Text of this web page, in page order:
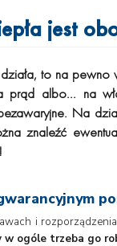
jest
to na pewno
prąd albo... na
Na
znaleźć
i
w ogóle trzeba go